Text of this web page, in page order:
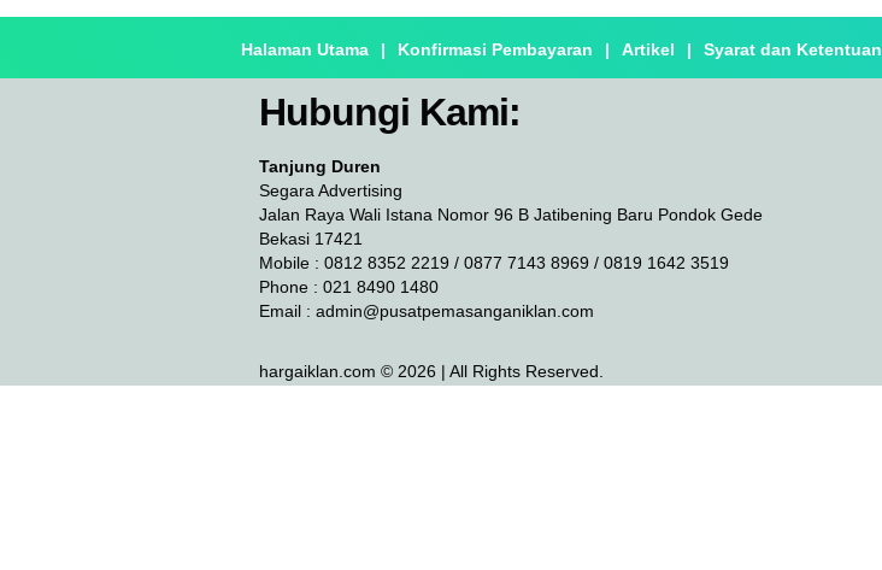
Halaman Utama | Konfirmasi Pembayaran | Artikel | Syarat dan Ketentuan
Hubungi Kami:
Tanjung Duren
Segara Advertising
Jalan Raya Wali Istana Nomor 96 B Jatibening Baru Pondok Gede
Bekasi 17421
Mobile : 0812 8352 2219 / 0877 7143 8969 / 0819 1642 3519
Phone : 021 8490 1480
Email : admin@pusatpemasanganiklan.com
hargaiklan.com © 2026 | All Rights Reserved.